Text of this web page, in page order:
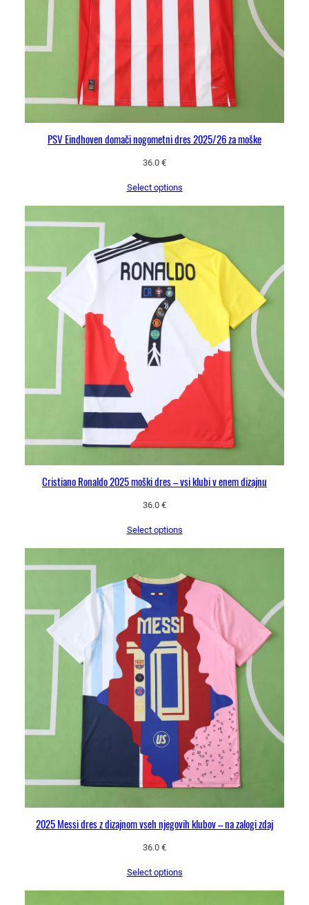
r
a
a
PSV Eindhoven domači nogometni dres 2025/26 za moške
36.0 €
Select options
Cristiano Ronaldo 2025 moški dres – vsi klubi v enem dizajnu
36.0 €
Select options
2025 Messi dres z dizajnom vseh njegovih klubov – na zalogi zdaj
36.0 €
Select options